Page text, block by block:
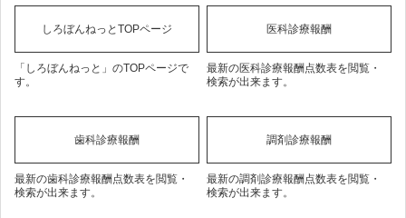
しろぼんねっとTOPページ
「しろぼんねっと」のTOPページで
す。
医科診療報酬
最新の医科診療報酬点数表を閲覧・
検索が出来ます。
歯科診療報酬
最新の歯科診療報酬点数表を閲覧・
検索が出来ます。
調剤診療報酬
最新の調剤診療報酬点数表を閲覧・
検索が出来ます。